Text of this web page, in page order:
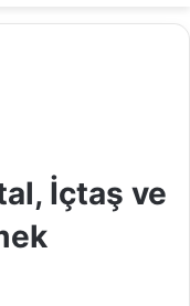
İçtaş ve